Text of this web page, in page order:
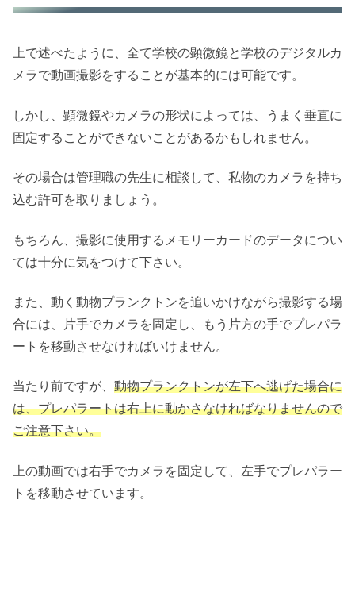
上で述べたように、全て学校の顕微鏡と学校のデジタルカ
メラで動画撮影をすることが基本的には可能です。
しかし、顕微鏡やカメラの形状によっては、うまく垂直に
固定することができないことがあるかもしれません。
その場合は管理職の先生に相談して、私物のカメラを持ち
込む許可を取りましょう。
もちろん、撮影に使用するメモリーカードのデータについ
ては十分に気をつけて下さい。
また、動く動物プランクトンを追いかけながら撮影する場
合には、片手でカメラを固定し、もう片方の手でプレパラ
ートを移動させなければいけません。
当たり前ですが、 動物プランクトンが左下へ逃げた場合に
は、プレパラートは右上に動かさなければなりませんので
ご注意下さい。
上の動画では右手でカメラを固定して、左手でプレパラー
トを移動させています。